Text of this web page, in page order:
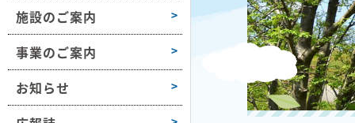
施設のご案内
5学区
山
浦
事業のご案内
がい福祉サービス
金活動
お知らせ